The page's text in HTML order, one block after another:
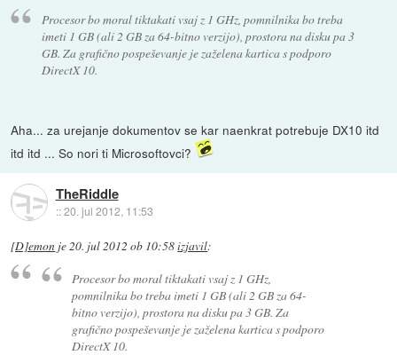
Procesor bo moral tiktakati vsaj z 1 GHz, pomnilnika bo treba
imeti 1 GB (ali 2 GB za 64-bitno verzijo), prostora na disku pa 3
GB. Za grafično pospeševanje je zaželena kartica s podporo
DirectX 10.
Aha... za urejanje dokumentov se kar naenkrat potrebuje DX10 itd
itd itd ... So nori ti Microsoftovci?
TheRiddle
::20. jul 2012, 11:53
[D]emon je20. jul 2012 ob 10:58izjavil:
Procesor bo moral tiktakati vsaj z 1 GHz,
pomnilnika bo treba imeti 1 GB (ali 2 GB za 64-
bitno verzijo), prostora na disku pa 3 GB. Za
grafično pospeševanje je zaželena kartica s podporo
DirectX 10.